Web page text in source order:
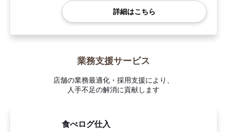
詳細はこちら
業務支援サービス
店舗の業務最適化・採用支援により、
人手不足の解消に貢献します
食べログ仕入